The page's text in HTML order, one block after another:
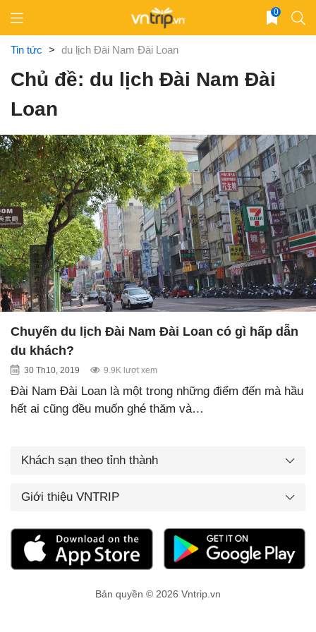
content
0
Tin tức > du lịch Đài Nam Đài Loan
Chủ đề: du lịch Đài Nam Đài
Loan
Chuyến du lịch Đài Nam Đài Loan có gì hấp dẫn
du khách?
30 Th10, 2019 9.9K lượt xem
Đài Nam Đài Loan là một trong những điểm đến mà hầu
hết ai cũng đều muốn ghé thăm và…
Khách sạn theo tỉnh thành
Giới thiệu VNTRIP
Bản quyền © 2026 Vntrip.vn